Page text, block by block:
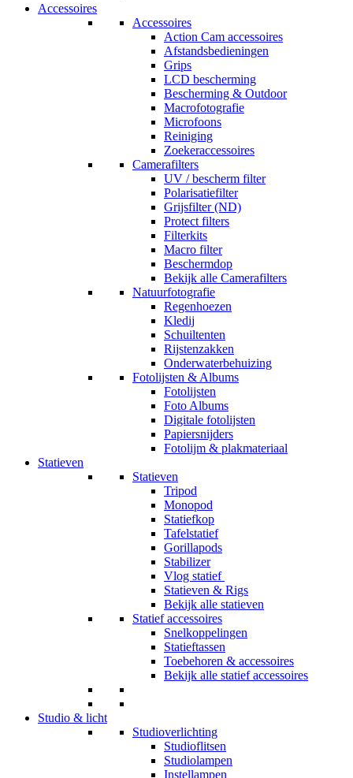
Accessoires
Accessoires
Action Cam accessoires
Afstandsbedieningen
Grips
LCD bescherming
Bescherming & Outdoor
Macrofotografie
Microfoons
Reiniging
Zoekeraccessoires
Camerafilters
UV / bescherm filter
Polarisatiefilter
Grijsfilter (ND)
Protect filters
Filterkits
Macro filter
Beschermdop
Bekijk alle Camerafilters
Natuurfotografie
Regenhoezen
Kledij
Schuiltenten
Rijstenzakken
Onderwaterbehuizing
Fotolijsten & Albums
Fotolijsten
Foto Albums
Digitale fotolijsten
Papiersnijders
Fotolijm & plakmateriaal
Statieven
Statieven
Tripod
Monopod
Statiefkop
Tafelstatief
Gorillapods
Stabilizer
Vlog statief
Statieven & Rigs
Bekijk alle statieven
Statief accessoires
Snelkoppelingen
Statieftassen
Toebehoren & accessoires
Bekijk alle statief accessoires
Studio & licht
Studioverlichting
Studioflitsen
Studiolampen
Instellampen